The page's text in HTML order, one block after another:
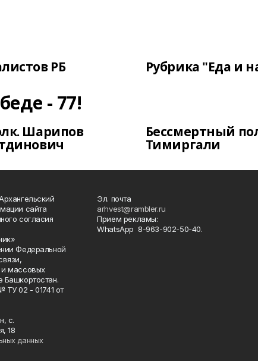
РБ Рубрика "Еда и
- 77!
Шарипов Бессмертный
Тимиргали
сайта
согласия
Федеральной
и массовых
Башкортостан.
ТУ 02 - 01741 от
с.
18
данных
Эл. почта
arhvest@rambler.ru
Прием рекламы:
WhatsApp 8-963-902-50-40.